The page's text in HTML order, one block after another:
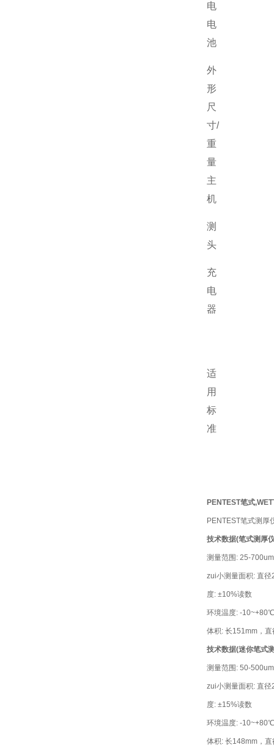
电
电
池
外
形
尺
寸/
重
量
主
机
测
头
充
电
器
适
用
标
准
PENTEST笔式
PENTEST笔式测厚
技术数据(笔式测厚
测量范围: 25-
zui小测量面积: 直径
度: ±10%读数
环境温度: -10~+80℃
体积: 长151mm，
技术数据(迷你笔式
测量范围: 50-500um
zui小测量面积: 直径
度: ±15%读数
环境温度: -10~+80℃
体积: 长148mm，